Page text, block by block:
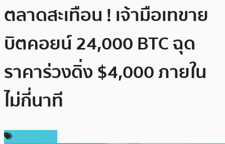
ตลาดสะเทือน ! เจ้ามือเทขาย
บิตคอยน์ 24,000 BTC ฉุด
ราคาร่วงดิ่ง $4,000 ภายใน
ไม่กี่นาที